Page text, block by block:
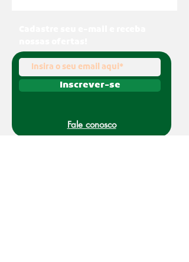
Inscrever-se
Fale conosco